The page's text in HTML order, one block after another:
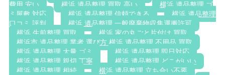
費用 安い
横浜 遺品整理 買取 高い
横浜 遺品整理 ゴ
ミ屋敷 対応
横浜 遺品整理 信頼できる
横浜 遺品整理
口コミ 評判
横浜 遺品整理 一般廃棄物収集運搬許可
横浜 生前整理 買取
横浜 家の丸ごと片付け 買取
横浜市 遺品整理 業者 選び方 横浜 遺品整理 不用品 買取
横浜 遺品整理 大量 ゴミ
横浜 遺品整理 即日対応
横浜 遺品整理 親切 丁寧
横浜 遺品整理 どこがいい
横浜 遺品整理 相続
横浜 遺品整理 立ち合い不要